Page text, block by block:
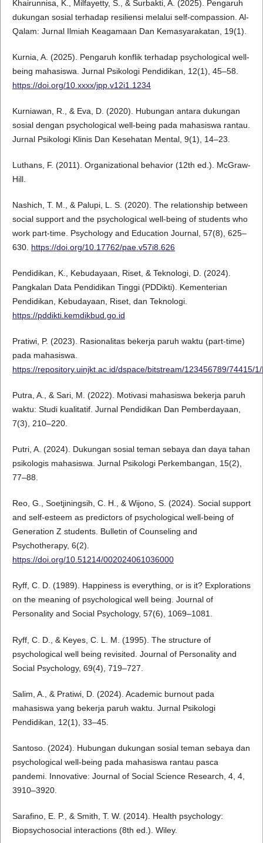
Khairunnisa, K., Milfayetty, S., & Surbakti, A. (2025). Pengaruh
dukungan sosial terhadap resiliensi melalui self-compassion. Al-
Qalam: Jurnal Ilmiah Keagamaan Dan Kemasyarakatan, 19(1).
Kurnia, A. (2025). Pengaruh konflik terhadap psychological well-
being mahasiswa. Jurnal Psikologi Pendidikan, 12(1), 45–58.
https://doi.org/10.xxxx/jpp.v12i1.1234
Kurniawan, R., & Eva, D. (2020). Hubungan antara dukungan
sosial dengan psychological well-being pada mahasiswa rantau.
Jurnal Psikologi Klinis Dan Kesehatan Mental, 9(1), 14–23.
Luthans, F. (2011). Organizational behavior (12th ed.). McGraw-
Hill.
Nashich, T. M., & Palupi, L. S. (2020). The relationship between
social support and the psychological well-being of students who
work part-time. Psychology and Education Journal, 57(8), 625–
630. https://doi.org/10.17762/pae.v57i8.626
Pendidikan, K., Kebudayaan, Riset, & Teknologi, D. (2024).
Pangkalan Data Pendidikan Tinggi (PDDikti). Kementerian
Pendidikan, Kebudayaan, Riset, dan Teknologi.
https://pddikti.kemdikbud.go.id
Pratiwi, P. (2023). Rasionalitas bekerja paruh waktu (part-time)
pada mahasiswa.
https://repository.uinjkt.ac.id/dspace/bitstream/123456789/74415/
Putra, A., & Sari, M. (2022). Motivasi mahasiswa bekerja paruh
waktu: Studi kualitatif. Jurnal Pendidikan Dan Pemberdayaan,
7(3), 210–220.
Putri, A. (2024). Dukungan sosial teman sebaya dan daya tahan
psikologis mahasiswa. Jurnal Psikologi Perkembangan, 15(2),
77–88.
Reo, G., Soetjiningsih, C. H., & Wijono, S. (2024). Social support
and self-esteem as predictors of psychological well-being of
Generation Z students. Bulletin of Counseling and
Psychotherapy, 6(2).
https://doi.org/10.51214/002024061036000
Ryff, C. D. (1989). Happiness is everything, or is it? Explorations
on the meaning of psychological well being. Journal of
Personality and Social Psychology, 57(6), 1069–1081.
Ryff, C. D., & Keyes, C. L. M. (1995). The structure of
psychological well being revisited. Journal of Personality and
Social Psychology, 69(4), 719–727.
Salim, A., & Pratiwi, D. (2024). Academic burnout pada
mahasiswa yang bekerja paruh waktu. Jurnal Psikologi
Pendidikan, 12(1), 33–45.
Santoso. (2024). Hubungan dukungan sosial teman sebaya dan
psychological well-being pada mahasiswa rantau pasca
pandemi. Innovative: Journal of Social Science Research, 4, 4,
3910–3920.
Sarafino, E. P., & Smith, T. W. (2014). Health psychology:
Biopsychosocial interactions (8th ed.). Wiley.